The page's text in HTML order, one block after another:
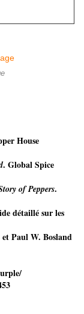
House
. Global Spice
of Peppers.
détaillé sur les
Paul W. Bosland